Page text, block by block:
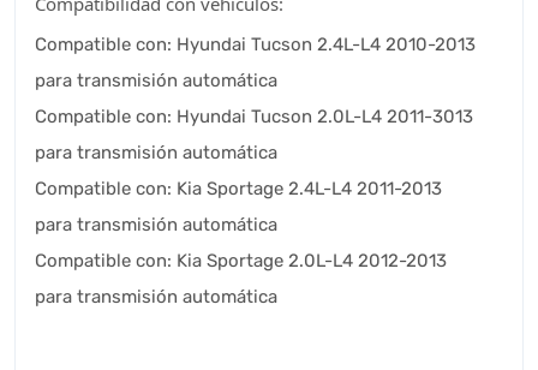
Compatible con: Hyundai Tucson 2.4L-L4 2010-2013
para transmisión automática
Compatible con: Hyundai Tucson 2.0L-L4 2011-3013
para transmisión automática
Compatible con: Kia Sportage 2.4L-L4 2011-2013
para transmisión automática
Compatible con: Kia Sportage 2.0L-L4 2012-2013
para transmisión automática